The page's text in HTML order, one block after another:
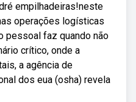
empilhadeiras!neste
operações logísticas
pessoal faz quando não
crítico, onde a
a agência de
dos eua (osha) revela